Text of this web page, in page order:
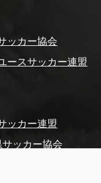
ッカー協会
ースサッカー連盟
ッカー連盟
ッカー協会